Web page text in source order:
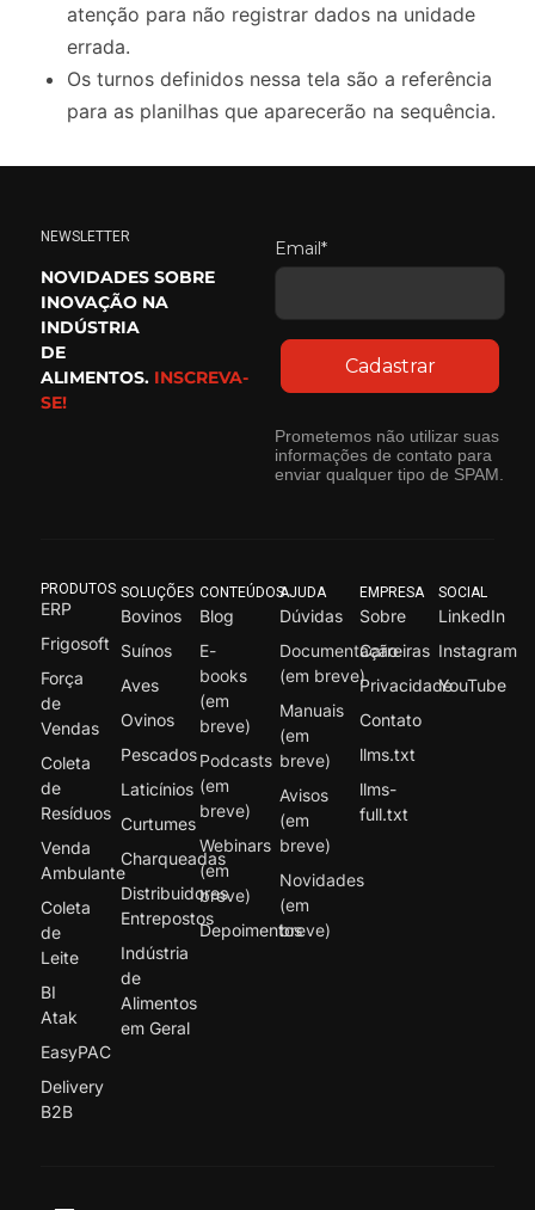
atenção para não registrar dados na unidade
errada.
Os turnos definidos nessa tela são a referência
para as planilhas que aparecerão na sequência.
NEWSLETTER
NOVIDADES SOBRE
INOVAÇÃO NA
INDÚSTRIA
DE
ALIMENTOS. INSCREVA-
SE!
Email*
Cadastrar
Prometemos não utilizar suas
informações de contato para
enviar qualquer tipo de SPAM.
PRODUTOS
ERP
Frigosoft
Força
de
Vendas
Coleta
de
Resíduos
Venda
Ambulante
Coleta
de
Leite
BI
Atak
EasyPAC
Delivery
B2B
SOLUÇÕES
Bovinos
Suínos
Aves
Ovinos
Pescados
Laticínios
Curtumes
Charqueadas
Distribuidores
Entrepostos
Indústria
de
Alimentos
em Geral
CONTEÚDOS
Blog
E-
books
(em
breve)
Podcasts
(em
breve)
Webinars
(em
breve)
Depoimentos
AJUDA
Dúvidas
Documentação
(em breve)
Manuais
(em
breve)
Avisos
(em
breve)
Novidades
(em
breve)
EMPRESA
Sobre
Carreiras
Privacidade
Contato
llms.txt
llms-
full.txt
SOCIAL
LinkedIn
Instagram
YouTube